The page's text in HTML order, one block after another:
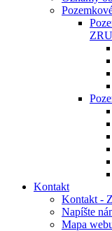
Kontakt
Kontakt -
Napíšte
Mapa